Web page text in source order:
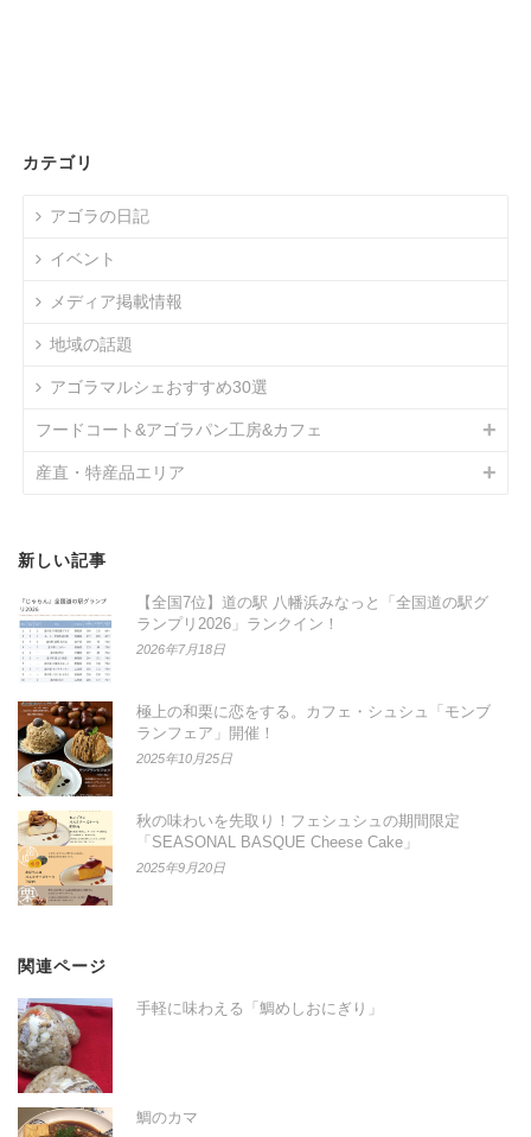
カテゴリ
アゴラの日記
イベント
メディア掲載情報
地域の話題
アゴラマルシェおすすめ30選
フードコート&アゴラパン工房&カフェ
産直・特産品エリア
新しい記事
【全国7位】道の駅 八幡浜みなっと「全国道の駅グ
ランプリ2026」ランクイン！
2026年7月18日
極上の和栗に恋をする。カフェ・シュシュ「モンブ
ランフェア」開催！
2025年10月25日
秋の味わいを先取り！フェシュシュの期間限定
「SEASONAL BASQUE Cheese Cake」
2025年9月20日
関連ページ
手軽に味わえる「鯛めしおにぎり」
鯛のカマ